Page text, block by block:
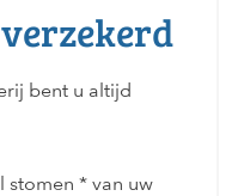
bent u altijd
stomen * van uw